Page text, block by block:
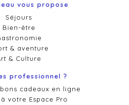
vous propose
Séjours
Bien-être
& aventure
& Culture
professionnel ?
cadeaux en ligne
votre Espace Pro